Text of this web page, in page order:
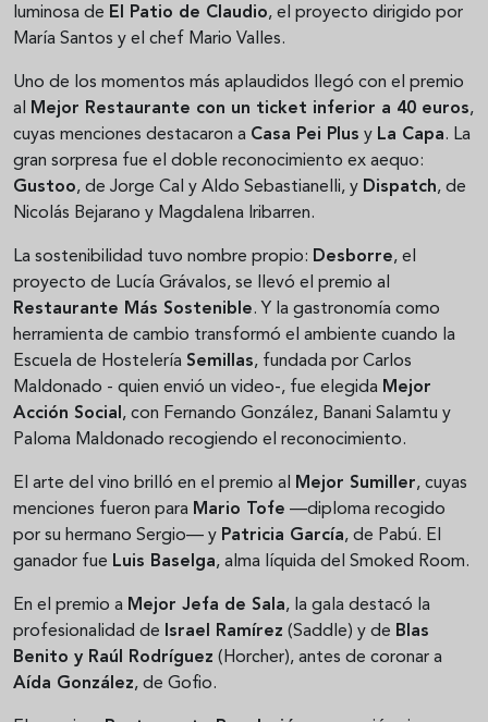
luminosa de El Patio de Claudio, el proyecto dirigido por
María Santos y el chef Mario Valles.
Uno de los momentos más aplaudidos llegó con el premio
al
Mejor Restaurante con un ticket inferior a 40 euros,
cuyas menciones destacaron a Casa Pei Plus y La Capa. La
gran sorpresa fue el doble reconocimiento ex aequo:
Gustoo, de Jorge Cal y Aldo Sebastianelli, y Dispatch, de
Nicolás Bejarano y Magdalena Iribarren.
La sostenibilidad tuvo nombre propio: Desborre, el
proyecto de Lucía Grávalos, se llevó el premio al
Restaurante Más Sostenible. Y la gastronomía como
herramienta de cambio transformó el ambiente cuando la
Escuela de Hostelería Semillas, fundada por Carlos
Maldonado - quien envió un video-, fue elegida Mejor
Acción Social , con Fernando González, Banani Salamtu y
Paloma Maldonado recogiendo el reconocimiento.
El arte del vino brilló en el premio al Mejor Sumiller, cuyas
menciones fueron para Mario Tofe —diploma recogido
por su hermano Sergio— y Patricia García, de Pabú. El
ganador fue Luis Baselga, alma líquida del Smoked Room.
En el premio a Mejor Jefa de Sala, la gala destacó la
profesionalidad de
Israel Ramírez (Saddle) y de Blas
Benito y Raúl Rodríguez (Horcher), antes de coronar a
Aída González, de Gofio.